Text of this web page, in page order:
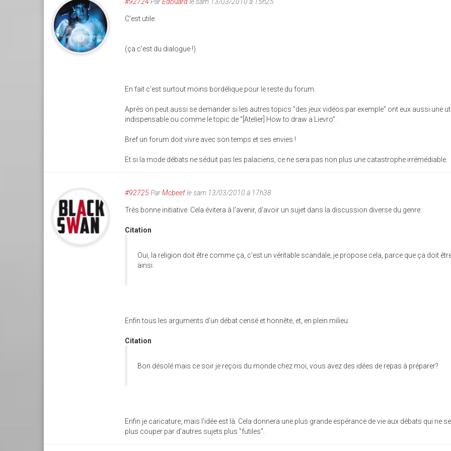
C'est utile.
(ça c'est du dialogue !)
En fait c'est surtout moins bordélique pour le reste du forum.
Après on peut aussi se demander si les autres topics "des jeux vidéos par exemple" ont eux aussi une
indispensable ou comme le topic de "[Atelier] How to draw a Lievro".
Bref un forum doit vivre avec son temps et ses envies !
Et si la mode débats ne séduit pas les palaciens, ce ne sera pas non plus une catastrophe irrémédiable.
#92725ParMcbeefle sam 13/03/2010 à 17h38
Très bonne initiative. Cela évitera à l'avenir, d'avoir un sujet dans la discussion diverse du genre:
Citation
Oui, la religion doit être comme ça, c'est un véritable scandale, je propose cela, parce que ça doit
ainsi.
Enfin tous les arguments d'un débat censé et honnête, et, en plein milieu:
Citation
Bon désolé mais ce soir je reçois du monde chez moi, vous avez des idées de repas à préparer?
Enfin je caricature, mais l'idée est là. Cela donnera une plus grande espérance de vie aux débats qui ne
plus couper par d'autres sujets plus "futiles".